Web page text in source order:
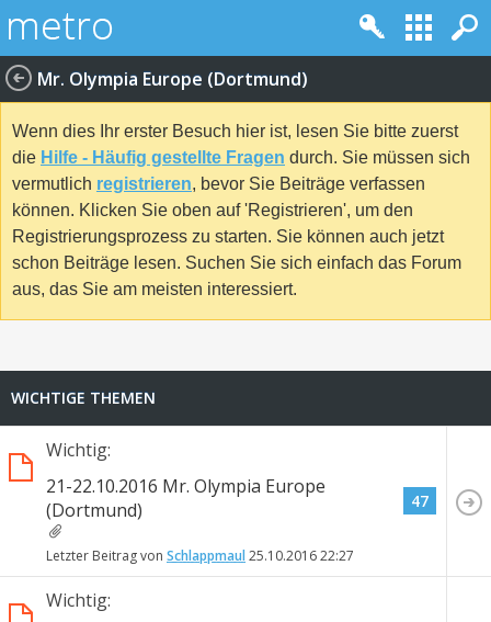
Mr. Olympia Europe (Dortmund)
Wenn dies Ihr erster Besuch hier ist, lesen Sie bitte zuerst
die Hilfe - Häufig gestellte Fragen durch. Sie müssen sich
vermutlich registrieren, bevor Sie Beiträge verfassen
können. Klicken Sie oben auf 'Registrieren', um den
Registrierungsprozess zu starten. Sie können auch jetzt
schon Beiträge lesen. Suchen Sie sich einfach das Forum
aus, das Sie am meisten interessiert.
WICHTIGE THEMEN
Wichtig:
21-22.10.2016 Mr. Olympia Europe
(Dortmund)
Letzter Beitrag von Schlappmaul25.10.201622:27
47
Wichtig: